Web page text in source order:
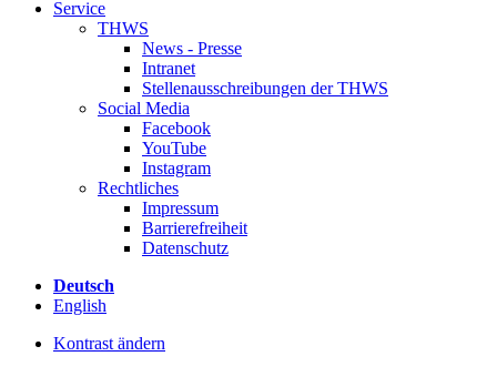
Service
THWS
News - Presse
Intranet
Stellenausschreibungen der THWS
Social Media
Facebook
YouTube
Instagram
Rechtliches
Impressum
Barrierefreiheit
Datenschutz
Deutsch
English
Kontrast ändern